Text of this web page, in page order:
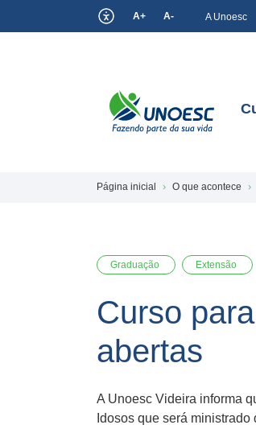
A+ A- A Unoesc
Página inicial O que acontece
Graduação Extensão
Curso
abertas
A Unoesc Videira informa
Idosos que será